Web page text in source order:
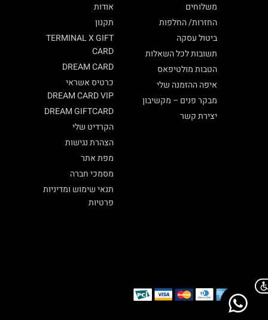
אודות
תקנון
TERMINAL X GIFT
CARD
DREAM CARD
כרטיס אשראי
DREAM CARD VIP
DREAM GIFTCARD
הקרדיט שלי
הצהרת נגישות
מפת אתר
מסמכי חברה
תנאי שימוש ומדיניות
פרטיות
משלוחים
החזרות/ החלפות
ביטול עסקה
תשובות לכל השאלות
הטבות מולטיפאס
איפה ההזמנה שלי
מבקר פנים – מקשיבון
יצירת קשר
Chat on WhatsApp